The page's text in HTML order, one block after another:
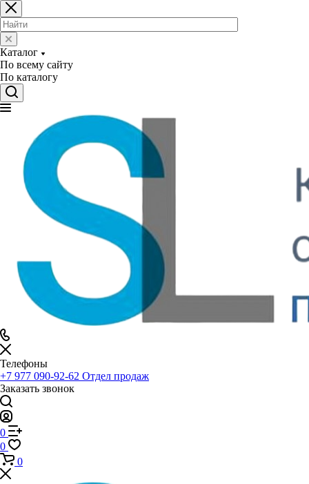
Каталог
По всему сайту
По каталогу
Телефоны
+7 977 090-92-62 Отдел продаж
Заказать звонок
0
0
0